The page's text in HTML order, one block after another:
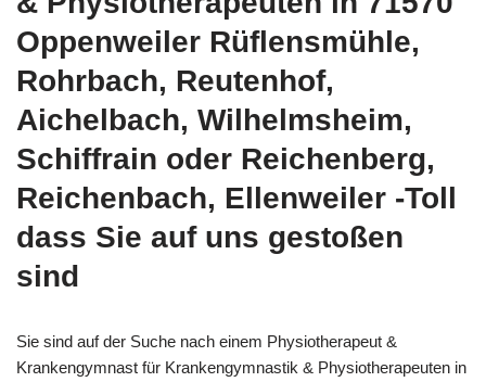
Oppenweiler Rüflensmühle,
Rohrbach, Reutenhof,
Aichelbach, Wilhelmsheim,
Schiffrain oder Reichenberg,
Reichenbach, Ellenweiler -Toll
dass Sie auf uns gestoßen
sind
Sie sind auf der Suche nach einem Physiotherapeut &
Krankengymnast für Krankengymnastik & Physiotherapeuten in